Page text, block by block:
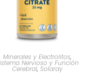
AÑADIR AL CARRITO
Minerales y Electrolitos,
Nervioso y Función
Cerebral, Solaray